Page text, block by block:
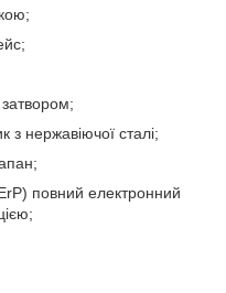
затвором;
з нержавіючої сталі;
повний електронний